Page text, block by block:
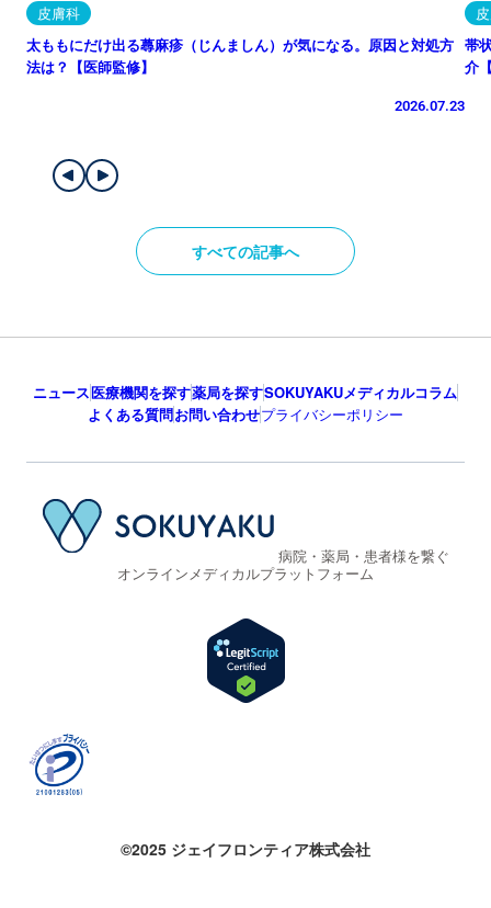
皮膚科
太ももにだけ出る蕁麻疹（じんましん）が気になる。原因と対処方
法は？【医師監修】
2026.07.23
帯
介
すべての記事へ
ニュース医療機関を探す薬局を探すSOKUYAKUメディカルコラム
よくある質問お問い合わせプライバシーポリシー
病院・薬局・患者様を繋ぐ
オンラインメディカルプラットフォーム
©2025 ジェイフロンティア株式会社